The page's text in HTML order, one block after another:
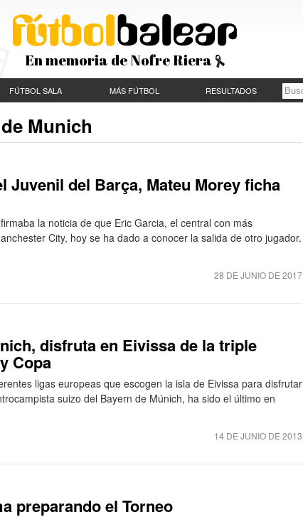
En memoria de Nofre Riera
FÚTBOL SALA MÁS FÚTBOL RESULTADOS
Munich
Juvenil del Barça, Mateu Morey ficha
la noticia de que Eric Garcia, el central con más
City, hoy se ha dado a conocer la salida de otro jugador.
28 DE JUNIO DE 2017
disfruta en Eivissa de la triple
Copa
ligas europeas que escogen la isla de Eivissa para disfrutar
suizo del Bayern de Múnich, ha sido el último en
14 DE JUNIO DE 2013
preparando el Torneo